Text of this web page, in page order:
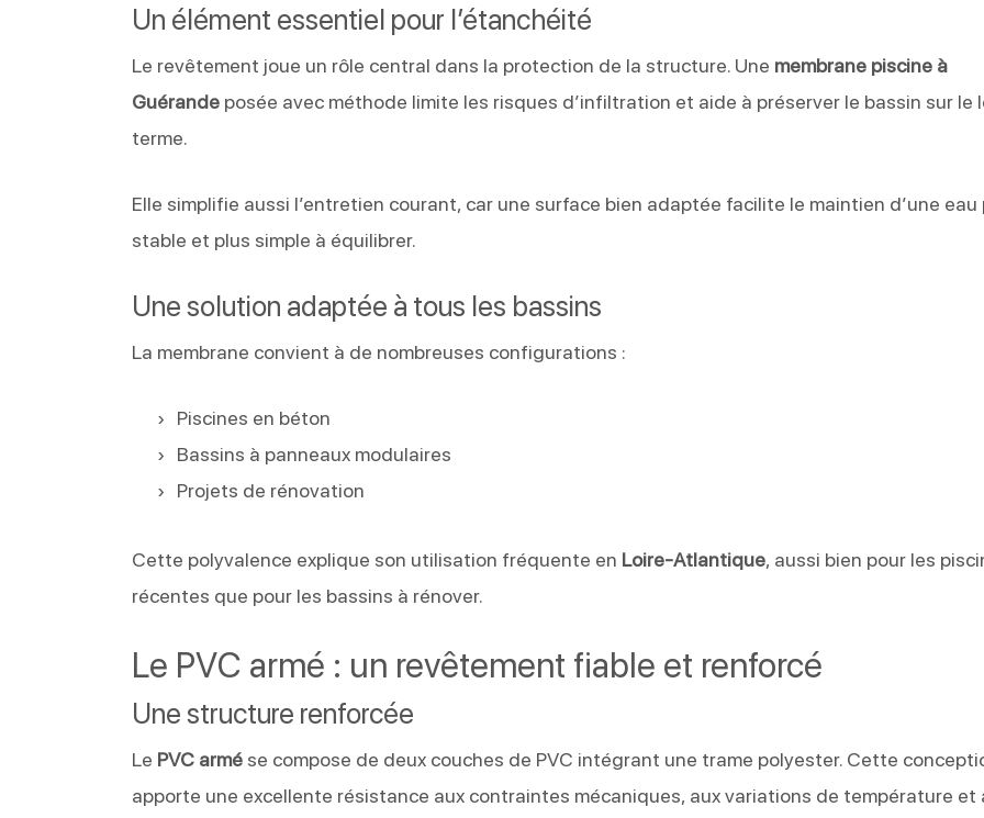
Un élément essentiel pour l’étanchéité
Le revêtement joue un rôle central dans la protection de la structure. Une membrane piscine à
Guérande posée avec méthode limite les risques d’infiltration et aide à préserver le bassin sur le
terme.
Elle simplifie aussi l’entretien courant, car une surface bien adaptée facilite le maintien d’une eau
stable et plus simple à équilibrer.
Une solution adaptée à tous les bassins
La membrane convient à de nombreuses configurations :
Piscines en béton
Bassins à panneaux modulaires
Projets de rénovation
Cette polyvalence explique son utilisation fréquente en Loire-Atlantique, aussi bien pour les
récentes que pour les bassins à rénover.
Le PVC armé : un revêtement fiable et renforcé
Une structure renforcée
Le PVC armé se compose de deux couches de PVC intégrant une trame polyester. Cette
apporte une excellente résistance aux contraintes mécaniques, aux variations de température et